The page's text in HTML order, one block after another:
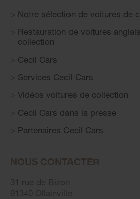
Notre sélection de voitures de
Restauration de voitures
collection
Cecil Cars
Services Cecil Cars
Vidéos voitures de collection
Cecil Cars dans la presse
Partenaires Cecil Cars
31 rue de Bizon
91340 Ollainville